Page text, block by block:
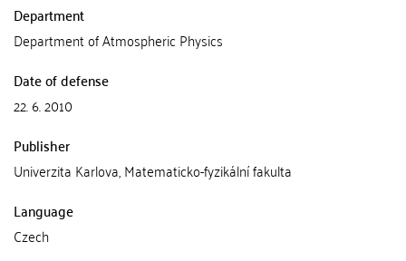
Department
Department of Atmospheric Physics
Date of defense
22. 6. 2010
Publisher
Univerzita Karlova, Matematicko-fyzikální fakulta
Language
Czech